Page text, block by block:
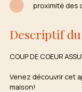
Descriptif
COUP DE COEUR
Venez découvrir cet
maison!